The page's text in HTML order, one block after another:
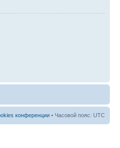
конференции • Часовой пояс: UTC